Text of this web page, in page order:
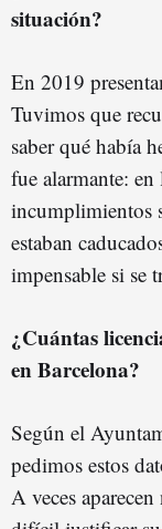
situación?
En 2019
Tuvimos que
saber qué había
fue alarmante: en
incumplimientos
estaban
impensable si se
¿Cuántas
en Barcelona?
Según el
pedimos estos
A veces